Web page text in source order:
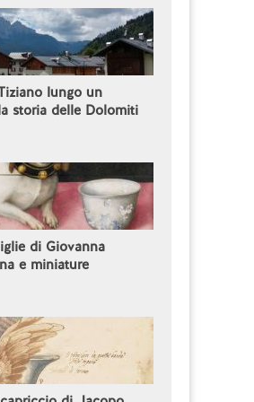
lungo un
storia delle Dolomiti
di Giovanna
e miniature